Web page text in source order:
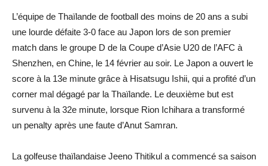
L’équipe de Thaïlande de football des moins de 20 ans a subi
une lourde défaite 3-0 face au Japon lors de son premier
match dans le groupe D de la Coupe d’Asie U20 de l’AFC à
Shenzhen, en Chine, le 14 février au soir. Le Japon a ouvert le
score à la 13e minute grâce à Hisatsugu Ishii, qui a profité d’un
corner mal dégagé par la Thaïlande. Le deuxième but est
survenu à la 32e minute, lorsque Rion Ichihara a transformé
un penalty après une faute d’Anut Samran.
La golfeuse thaïlandaise Jeeno Thitikul a commencé sa saison